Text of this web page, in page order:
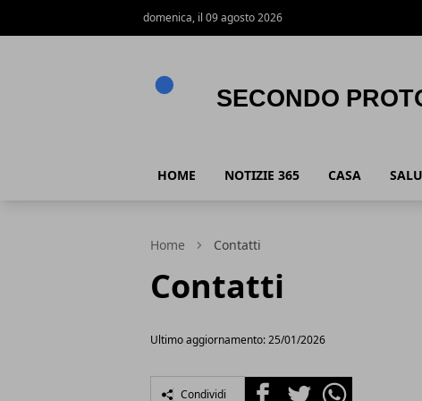
domenica, il 09 agosto 2026
HOME NOTIZIE 365 CASA
Home Contatti
Contatti
Ultimo aggiornamento: 25/01/2026
Condividi FacebookTwitterWhatsapp